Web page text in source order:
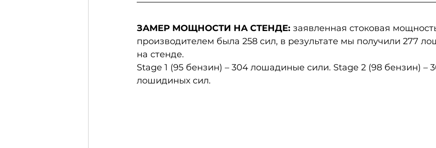
ЗАМЕР МОЩНОСТИ НА СТЕНДЕ: заявленная стоковая
производителем была 258 сил, в результате мы получили 277
на стенде.
Stage 1 (95 бензин) – 304 лошадиные сили. Stage 2 (98 бензин) –
лошидиных сил.